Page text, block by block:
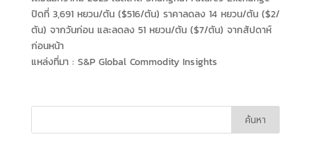
ปิดที่ 3,691 หยวน/ตัน ($516/ตัน) ราคาลดลง 14 หยวน/ตัน ($2/
ตัน) จากวันก่อน และลดลง 51 หยวน/ตัน ($7/ตัน) จากสัปดาห์
ก่อนหน้า
แหล่งที่มา : S&P Global Commodity Insights